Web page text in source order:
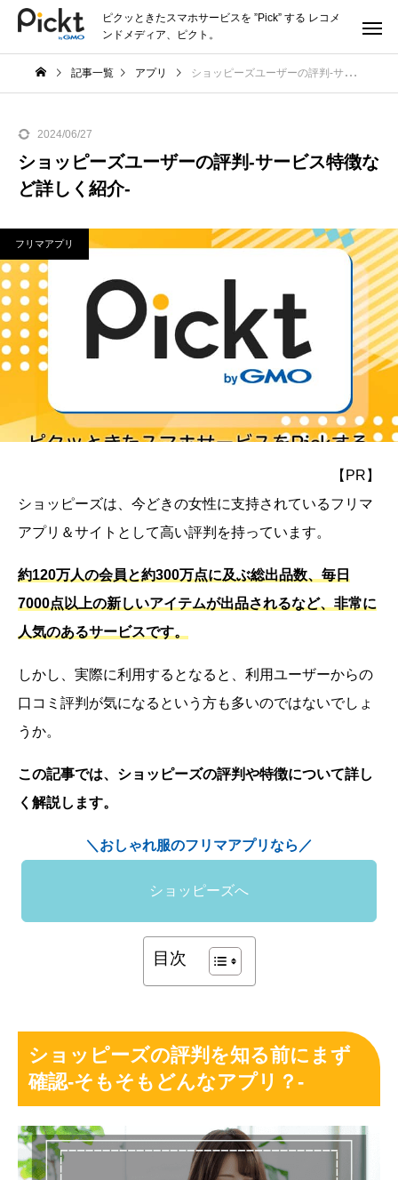
ピクッときたスマホサービスを ”Pick” する レコメ
ンドメディア、ピクト。
記事一覧 アプリ ショッピーズユーザーの評判-サービス特徴など詳しく紹介-
2024/06/27
ショッピーズユーザーの評判-サービス特徴な
ど詳しく紹介-
フリマアプリ
【PR】
ショッピーズは、今どきの女性に支持されているフリマ
アプリ＆サイトとして高い評判を持っています。
約120万人の会員と約300万点に及ぶ総出品数、毎日
7000点以上の新しいアイテムが出品されるなど、非常に
人気のあるサービスです。
しかし、実際に利用するとなると、利用ユーザーからの
口コミ評判が気になるという方も多いのではないでしょ
うか。
この記事では、ショッピーズの評判や特徴について詳し
く解説します。
＼おしゃれ服のフリマアプリなら／
ショッピーズへ
目次
ショッピーズの評判を知る前にまず
確認-そもそもどんなアプリ？-